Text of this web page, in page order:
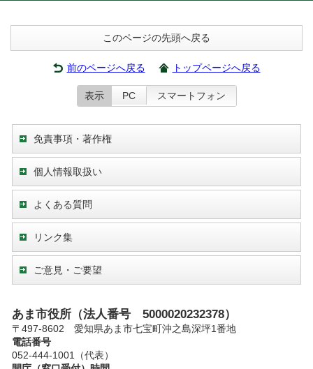
このページの先頭へ戻る
前のページへ戻る トップページへ戻る
表示 PC スマートフォン
免責事項・著作権
個人情報取扱い
よくある質問
リンク集
ご意見・ご要望
あま市役所（法人番号 5000020232378）
〒497-8602 愛知県あま市七宝町沖之島深坪1番地
電話番号
052-444-1001（代表）